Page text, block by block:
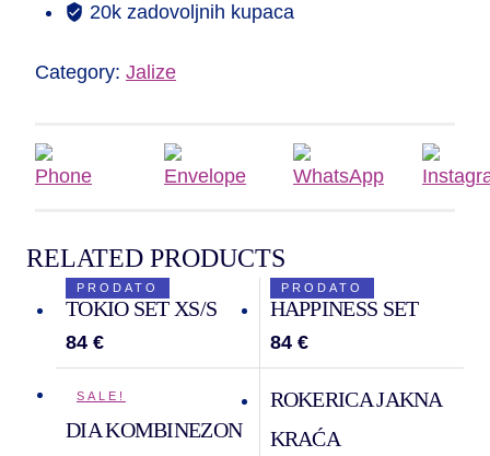
20k zadovoljnih kupaca
Category: Jalize
RELATED PRODUCTS
PRODATO
TOKIO SET XS/S
84 €
PRODATO
HAPPINESS SET
84 €
SALE!
PRODATO
DIA KOMBINEZON
PRODATO
ROKERICA JAKNA
KRAĆA